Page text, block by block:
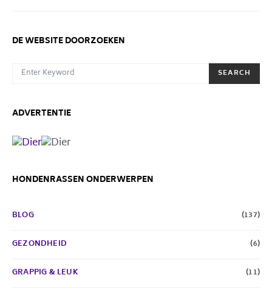
DE WEBSITE DOORZOEKEN
SEARCH FOR:
SEARCH
ADVERTENTIE
HONDENRASSEN ONDERWERPEN
BLOG (137)
GEZONDHEID (6)
GRAPPIG & LEUK (11)